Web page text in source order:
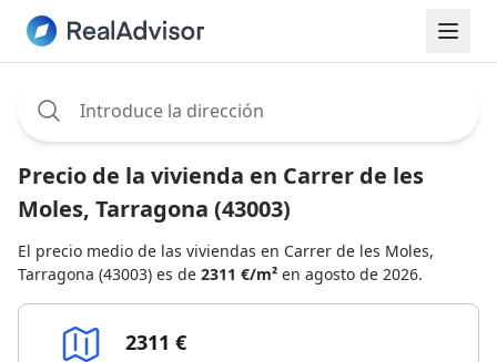
Precio de la vivienda en Carrer de les
Moles, Tarragona (43003)
El precio medio de las viviendas en Carrer de les Moles,
Tarragona (43003) es de 2311 €/m² en agosto de 2026.
2311 €